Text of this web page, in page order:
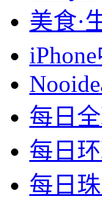
美食·
每日
每日
每日